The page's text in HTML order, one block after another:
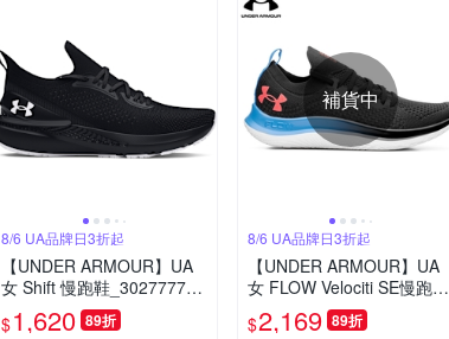
8/6 UA品牌日3折起
【UNDER ARMOUR】UA
女 Shift 慢跑鞋_3027777-0
04
$1,620 89折
補貨中
8/6 UA品牌日3折起
【UNDER ARMOUR】UA
女 FLOW Velociti SE慢跑鞋
運動鞋-優惠商品
$2,169 89折